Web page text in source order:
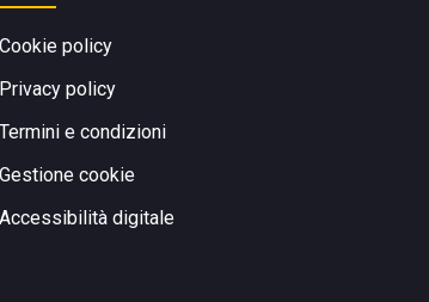
Cookie policy
Privacy policy
Termini e condizioni
Gestione cookie
Accessibilità digitale